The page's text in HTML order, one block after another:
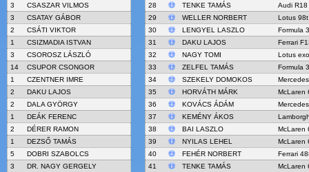
3
CSASZAR VILMOS
3
CSATAY GÁBOR
2
CSÁTI VIKTOR
1
CSIZMADIA ISTVAN
3
CSOROSZ LÁSZLÓ
14
CSUPOR CSONGOR
1
CZENTNER IMRE
2
DAKU LAJOS
2
DALA GYÖRGY
1
DEÁK FERENC
2
DÉRER RAMON
1
DEZSŐ TAMÁS
5
DOBRI SZABOLCS
3
DR. NAGY GERGELY
28
TENKE TAMÁS
Audi
29
WELLER NORBERT
Lotus 98t
30
LENGYEL LASZLO
Formula
31
DAKU LAJOS
Ferrari
32
NAGY TOMI
Lotus
33
ZELFEL TAMÁS
Formula 3
34
SZEKELY DOMOKOS
35
HORVÁTH MÁRK
McLaren
36
KOVÁCS ÁDÁM
37
KEMÉNY ÁKOS
38
BAI LASZLO
McLaren
39
NYILAS LEHEL
McLaren
40
FEHÉR NORBERT
Ferrari
41
TENKE TAMÁS
McLaren